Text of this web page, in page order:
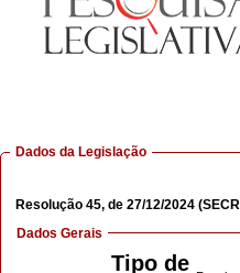
Dados da Legislação
Resolução 45, de 27/12/2024
Dados Gerais
Tipo de